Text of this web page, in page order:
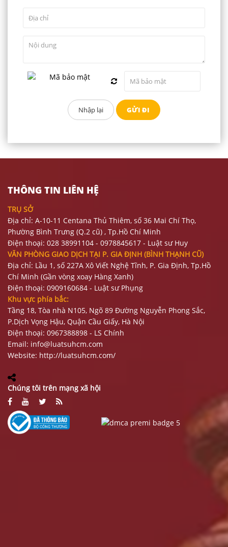
THÔNG TIN LIÊN HỆ
TRỤ SỞ
Địa chỉ: A-10-11 Centana Thủ Thiêm, số 36 Mai Chí Thọ,
Phường Bình Trưng (Q.2 cũ) , Tp.Hồ Chí Minh
Điện thoại: 028 38991104 - 0978845617 - Luật sư Huy
VĂN PHÒNG GIAO DỊCH TẠI P. GIA ĐỊNH (BÌNH THẠNH CŨ)
Địa chỉ: Lầu 1, số 227A Xô Viết Nghệ Tĩnh, P. Gia Định, Tp.Hồ
Chí Minh (Gần vòng xoay Hàng Xanh)
Điện thoại: 0909160684 - Luật sư Phụng
Khu vực phía bắc:
Tầng 18, Tòa nhà N105, Ngõ 89 Đường Nguyễn Phong Sắc,
P.Dịch Vọng Hậu, Quận Cầu Giấy, Hà Nội
Điện thoại: 0967388898 - LS Chính
Email: info@luatsuhcm.com
Website: http://luatsuhcm.com/
Chúng tôi trên mạng xã hội